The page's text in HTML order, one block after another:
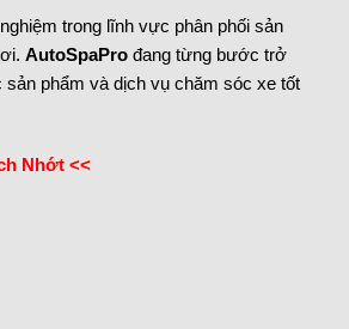
trong lĩnh vực phân phối sản
AutoSpaPro đang từng bước trở
sản phẩm và dịch vụ chăm sóc xe tốt
Nhớt <<